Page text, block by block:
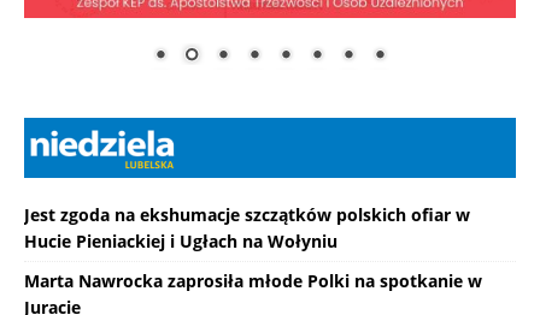
Jest zgoda na ekshumacje szczątków polskich ofiar w
Hucie Pieniackiej i Ugłach na Wołyniu
Marta Nawrocka zaprosiła młode Polki na spotkanie w
Juracie